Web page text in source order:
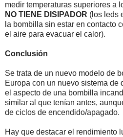
medir temperaturas superiores a
NO TIENE DISIPADOR (los leds
la bombilla sin estar en contacto
el aire para evacuar el calor).
Conclusión
Se trata de un nuevo modelo de
Europa con un nuevo sistema de
el aspecto de una bombilla
similar al que tenían antes,
de ciclos de encendido/apagado.
Hay que destacar el rendimiento